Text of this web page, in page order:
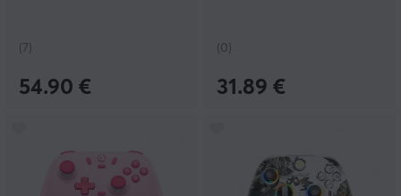
(7)
54.90 €
(0)
31.89 €